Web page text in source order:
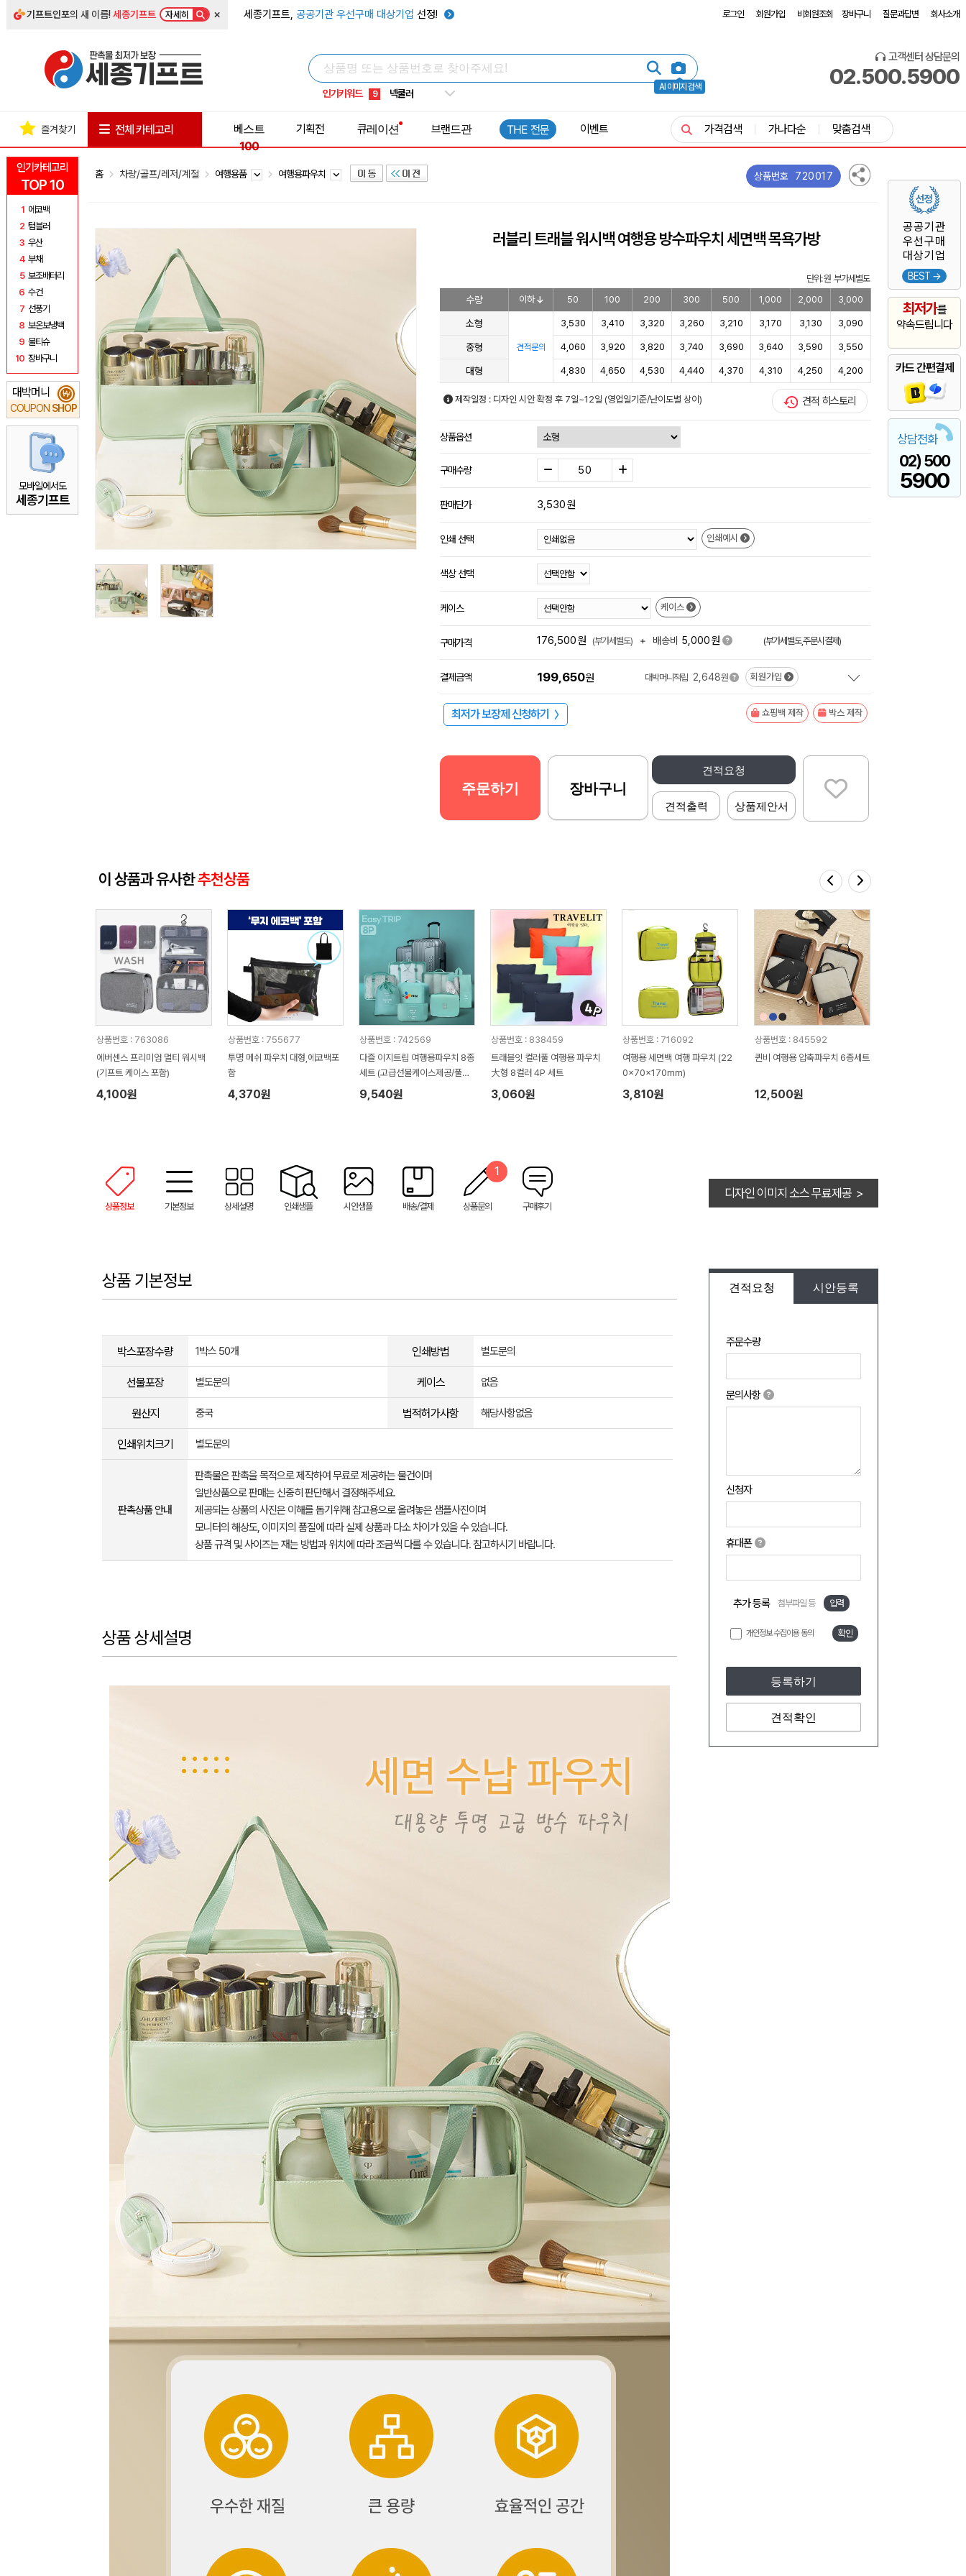
기프트인포의 새 이름!세종기프트 자세히 × 세종기프트, 공공기관 우선구매 대상기업 선정! 로그인 회원가입 비회원조회 장바구니 질문과답변 회사소개
AI 이미지 검색
인기키워드
8 쿨토시
9 넥쿨러
1 선풍기
고객센터 상담문의
02.500.5900
인기카테고리
TOP 10
1 에코백
2 텀블러
3 우산
4 부채
5 보조배터리
6 수건
7 선풍기
8 보온보냉백
9 물티슈
10 장바구니
대박머니
COUPON SHOP
₩
모바일에서도
세종기프트
공공기관
우선구매
대상기업
BEST →
최저가를
약속드립니다
카드 간편결제
상담전화
02) 500
5900
즐겨찾기 전체 카테고리
베스트
100
기획전 큐레이션 브랜드관 THE 전문 이벤트 가격검색 가나다순 맞춤검색
홈 차량/골프/레저/계절 여행용품 여행용파우치 상품번호 720017
러블리 트래블 워시백 여행용 방수파우치 세면백 목욕가방
단위: 원 부가세별도
수량 이하 50 100 200 300 500 1,000 2,000 3,000
소형
견적문의
3,530 3,410 3,320 3,260 3,210 3,170 3,130 3,090
중형 4,060 3,920 3,820 3,740 3,690 3,640 3,590 3,550
대형 4,830 4,650 4,530 4,440 4,370 4,310 4,250 4,200
제작일정 : 디자인 시안 확정 후 7일~12일 (영업일기준/난이도별 상이) 견적 히스토리
상품옵션
구매수량
판매단가 3,530원
인쇄 선택 인쇄예시
색상 선택
케이스 케이스
구매가격 176,500원 (부가세별도) + 배송비 5,000원 (부가세별도,주문시결제)
결제금액 199,650원 대박머니적립 2,648원 회원가입
최저가 보장제 신청하기 〉 쇼핑백 제작 박스 제작
견적요청
견적출력 상품제안서
주문하기 장바구니
이 상품과 유사한추천상품
상품번호 : 763086
에버센스 프리미엄 멀티 워시백
(기프트 케이스 포함)
4,100원
상품번호 : 755677
투명 메쉬 파우치 대형,에코백포
함
4,370원
상품번호 : 742569
다즐 이지트립 여행용파우치 8종
세트 (고급선물케이스제공/풀칼
라인쇄)
9,540원
상품번호 : 838459
트래블잇 컬러풀 여행용 파우치
大형 8컬러 4P 세트
3,060원
상품번호 : 716092
여행용 세면백 여행 파우치 (22
0x70x170mm)
3,810원
상품번호 : 845592
퀸비 여행용 압축파우치 6종세트
12,500원
상품정보 기본정보 상세설명 인쇄샘플 시안샘플 배송/결제 상품문의
1
구매후기
디자인 이미지 소스 무료제공 >
견적요청 시안등록
주문수량
문의사항
신청자
휴대폰
추가 등록 첨부파일 등 입력
개인정보 수집이용 동의 확인
등록하기
견적확인
상품 기본정보
박스포장수량 1박스 50개 인쇄방법 별도문의
선물포장 별도문의 케이스 없음
원산지 중국 법적허가사항 해당사항없음
인쇄위치크기 별도문의
판촉상품 안내
판촉물은 판촉을 목적으로 제작하여 무료로 제공하는 물건이며
일반상품으로 판매는 신중히 판단해서 결정해주세요.
제공되는 상품의 사진은 이해를 돕기위해 참고용으로 올려놓은 샘플사진이며
모니터의 해상도, 이미지의 품질에 따라 실제 상품과 다소 차이가 있을 수 있습니다.
상품 규격 및 사이즈는 재는 방법과 위치에 따라 조금씩 다를 수 있습니다. 참고하시기 바랍니다.
상품 상세설명